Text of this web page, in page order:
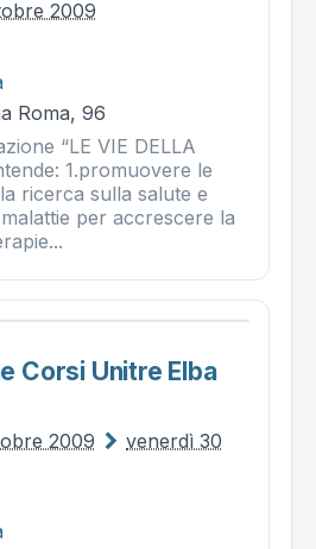
2009
Roma, 96
“LE VIE DELLA
1.promuovere le
ricerca sulla salute e
per accrescere la
Corsi Unitre Elba
2009
venerdì 30